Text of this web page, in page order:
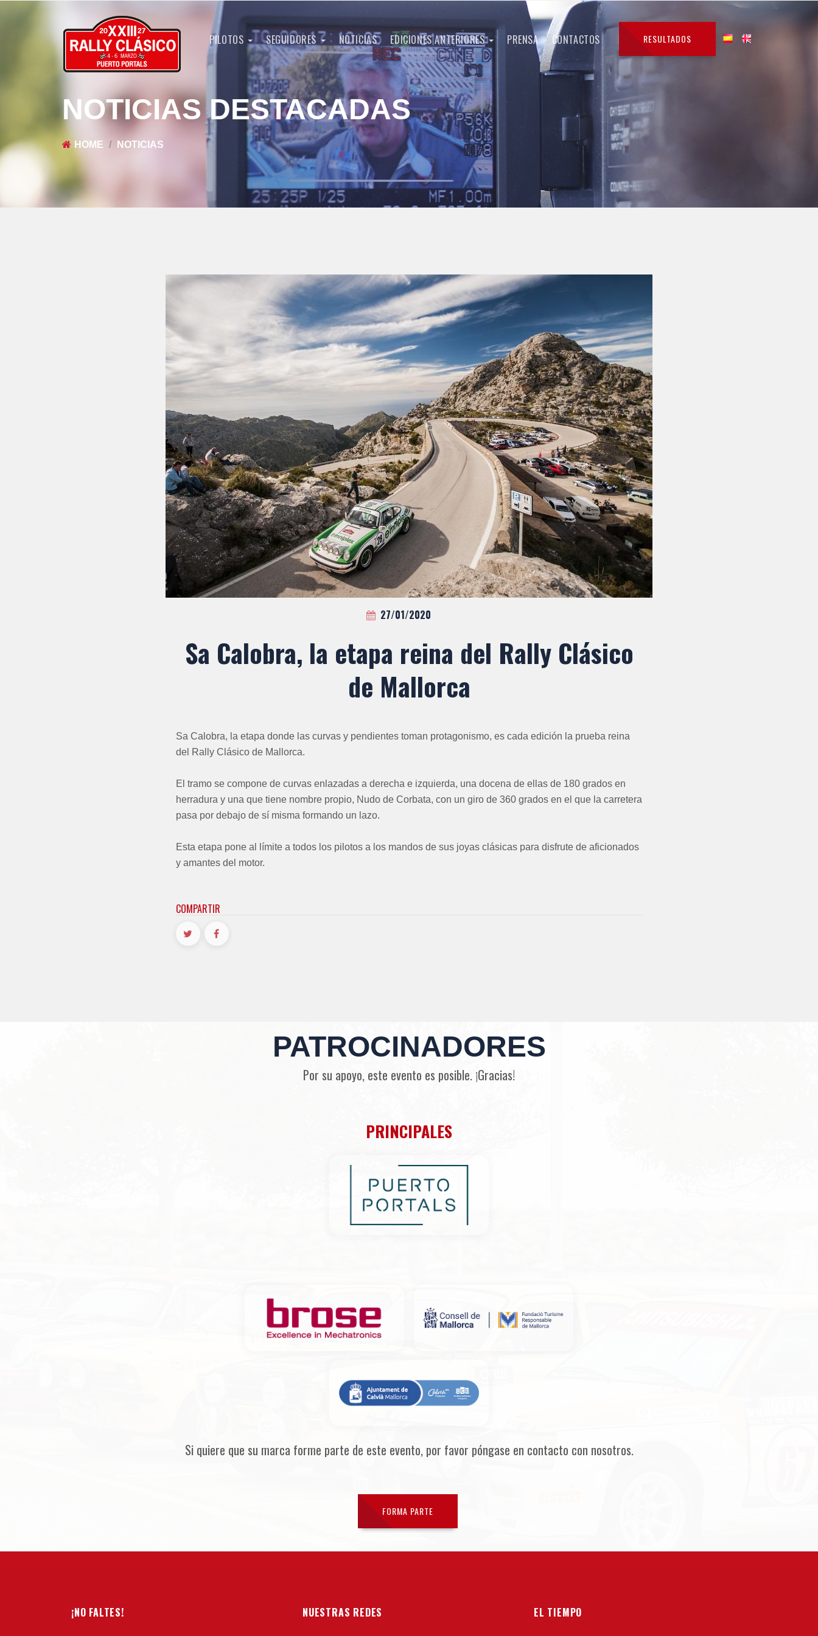
RESULTADOS
PILOTOS SEGUIDORES NOTICIAS EDICIONES ANTERIORES PRENSA CONTACTOS
NOTICIAS DESTACADAS
HOME NOTICIAS
27/01/2020
Sa Calobra, la etapa reina del Rally Clásico
de Mallorca
Sa Calobra, la etapa donde las curvas y pendientes toman protagonismo, es cada edición la prueba reina
del Rally Clásico de Mallorca.
El tramo se compone de curvas enlazadas a derecha e izquierda, una docena de ellas de 180 grados en
herradura y una que tiene nombre propio, Nudo de Corbata, con un giro de 360 grados en el que la carretera
pasa por debajo de sí misma formando un lazo.
Esta etapa pone al límite a todos los pilotos a los mandos de sus joyas clásicas para disfrute de aficionados
y amantes del motor.
COMPARTIR
PATROCINADORES
Por su apoyo, este evento es posible. ¡Gracias!
PRINCIPALES
Si quiere que su marca forme parte de este evento, por favor póngase en contacto con nosotros.
FORMA PARTE
¡NO FALTES!
NUESTRAS REDES EL TIEMPO